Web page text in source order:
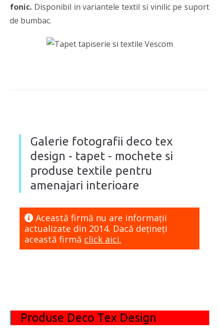
fonic. Disponibil in variantele textil si vinilic pe suport
de bumbac.
Galerie fotografii deco tex
design - tapet - mochete si
produse textile pentru
amenajari interioare
Această firmă nu are informaţii
actualizate din 2014. Dacă dețineți
această firmă click aici.
Produse Deco Tex Design